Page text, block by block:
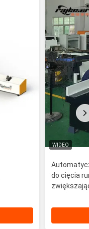
WIDEO
do cięcia